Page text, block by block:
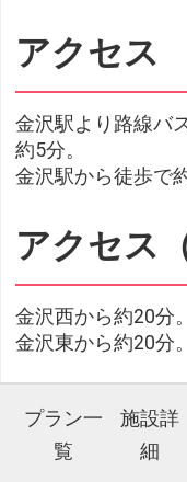
アクセス
金沢駅より路線バ
約5分。
金沢駅から徒歩で
アクセス
金沢西から約20分。
金沢東から約20分。
プラン一
覧
施設詳
細